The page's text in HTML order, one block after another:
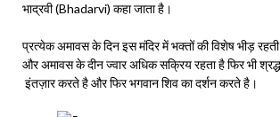
भाद्रवी (Bhadarvi) कहा जाता है।
प्रत्येक अमावस के दिन इस मंदिर में भक्तों की विशेष भीड़ रहती
और अमावस के दीन ज्वार अधिक सक्रिय रहता है फिर भी
इंतज़ार करते है और फिर भगवान शिव का दर्शन करते है।